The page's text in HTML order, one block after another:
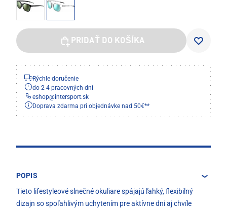
PRIDAŤ DO KOŠÍKA
Rýchle doručenie
do 2-4 pracovných dní
eshop@intersport.sk
Doprava zdarma pri objednávke nad 50€**
POPIS
Tieto lifestyleové slnečné okuliare spájajú ľahký, flexibilný
dizajn so spoľahlivým uchytením pre aktívne dni aj chvíle